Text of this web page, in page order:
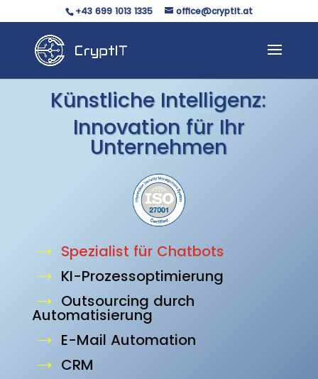
+43 699 1013 1335 office@cryptit.at
Künstliche Intelligenz:
Innovation für Ihr
Unternehmen
→ Spezialist für Chatbots
→ KI-Prozessoptimierung
→ Outsourcing durch
Automatisierung
→ E-Mail Automation
→ CRM